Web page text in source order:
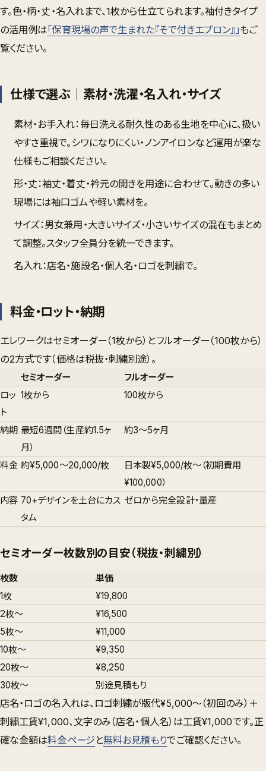
す。色・柄・丈・名入れまで、1枚から仕立てられます。袖付きタイプ
の活用例は「保育現場の声で生まれた『そで付きエプロン』」もご
覧ください。
仕様で選ぶ｜素材・洗濯・名入れ・サイズ
素材・お手入れ：毎日洗える耐久性のある生地を中心に、扱い
やすさ重視で。シワになりにくい・ノンアイロンなど運用が楽な
仕様もご相談ください。
形・丈 ：袖丈・着丈・衿元の開きを用途に合わせて。動きの多い
現場には袖口ゴムや軽い素材を。
サイズ：男女兼用・大きいサイズ・小さいサイズの混在もまとめ
て調整。スタッフ全員分を統一できます。
名入れ：店名・施設名・個人名・ロゴを刺繍で。
料金・ロット・納期
エレワークはセミオーダー（1枚から） とフルオーダー（100枚から）
の2方式です（価格は税抜・刺繍別途）。
セミオーダー
フルオーダー
ロッ
ト
1枚から 100枚から
納期 最短6週間（生産約1.5ヶ
月）
約3〜5ヶ月
料金 約¥5,000〜20,000/枚
日本製¥5,000/枚〜（初期費用
¥100,000）
内容 70+デザインを土台にカス
タム
ゼロから完全設計・量産
セミオーダー枚数別の目安（税抜・刺繍別）
枚数
単価
1枚
¥19,800
2枚〜
¥16,500
5枚〜
¥11,000
10枚〜
¥9,350
20枚〜
¥8,250
30枚〜
別途見積もり
店名・ロゴの名入れは、ロゴ刺繍が版代¥5,000〜（初回のみ）＋
刺繍工賃¥1,000、文字のみ（店名・個人名）は工賃¥1,000です。正
確な金額は料金ページと無料お見積もりでご確認ください。